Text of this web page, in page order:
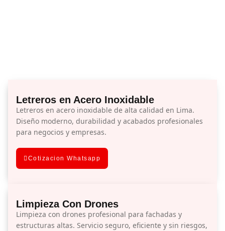
Letreros en Acero Inoxidable
Letreros en acero inoxidable de alta calidad en Lima.
Diseño moderno, durabilidad y acabados profesionales
para negocios y empresas.
Cotizacion Whatsapp
Limpieza Con Drones
Limpieza con drones profesional para fachadas y
estructuras altas. Servicio seguro, eficiente y sin riesgos,